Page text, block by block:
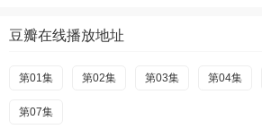
豆瓣在线播放地址
第01集 第02集 第03集 第04集
第07集